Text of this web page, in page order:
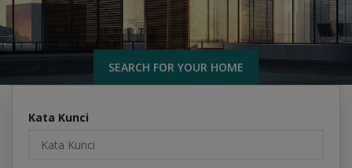
SEARCH FOR YOUR HOME
Kata Kunci